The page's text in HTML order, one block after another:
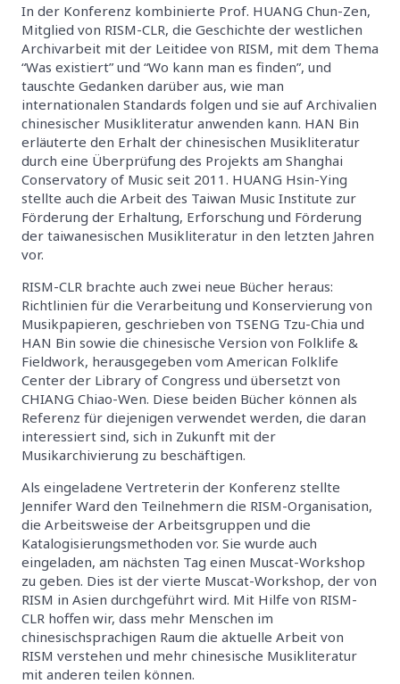
In der Konferenz kombinierte Prof. HUANG Chun-Zen,
Mitglied von RISM-CLR, die Geschichte der westlichen
Archivarbeit mit der Leitidee von RISM, mit dem Thema
“Was existiert” und “Wo kann man es finden”, und
tauschte Gedanken darüber aus, wie man
internationalen Standards folgen und sie auf Archivalien
chinesischer Musikliteratur anwenden kann. HAN Bin
erläuterte den Erhalt der chinesischen Musikliteratur
durch eine Überprüfung des Projekts am Shanghai
Conservatory of Music seit 2011. HUANG Hsin-Ying
stellte auch die Arbeit des Taiwan Music Institute zur
Förderung der Erhaltung, Erforschung und Förderung
der taiwanesischen Musikliteratur in den letzten Jahren
vor.
RISM-CLR brachte auch zwei neue Bücher heraus:
Richtlinien für die Verarbeitung und Konservierung von
Musikpapieren, geschrieben von TSENG Tzu-Chia und
HAN Bin sowie die chinesische Version von Folklife &
Fieldwork, herausgegeben vom American Folklife
Center der Library of Congress und übersetzt von
CHIANG Chiao-Wen. Diese beiden Bücher können als
Referenz für diejenigen verwendet werden, die daran
interessiert sind, sich in Zukunft mit der
Musikarchivierung zu beschäftigen.
Als eingeladene Vertreterin der Konferenz stellte
Jennifer Ward den Teilnehmern die RISM-Organisation,
die Arbeitsweise der Arbeitsgruppen und die
Katalogisierungsmethoden vor. Sie wurde auch
eingeladen, am nächsten Tag einen Muscat-Workshop
zu geben. Dies ist der vierte Muscat-Workshop, der von
RISM in Asien durchgeführt wird. Mit Hilfe von RISM-
CLR hoffen wir, dass mehr Menschen im
chinesischsprachigen Raum die aktuelle Arbeit von
RISM verstehen und mehr chinesische Musikliteratur
mit anderen teilen können.